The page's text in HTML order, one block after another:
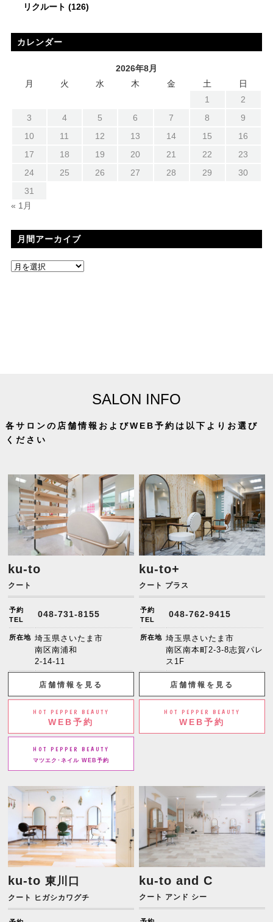
リクルート (126)
カレンダー
2026年8月
月
火 水 木 金 土
日
1
2
3
4 5 6 7 8
9
10
11 12 13 14 15
16
17
18 19 20 21 22
23
24
25 26 27 28 29
30
31
« 1月
月間アーカイブ
SALON INFO
各サロンの店舗情報およびWEB予約は以下よりお選び
ください
ku-to
クート
予約
TEL
048-731-8155
所在地 埼玉県さいたま市
南区南浦和
2-14-11
店舗情報を見る
HOT PEPPER BEAUTY
WEB予約
HOT PEPPER BEAUTY
マツエク･ネイル WEB予約
ku-to+
クート プラス
予約
TEL
048-762-9415
所在地 埼玉県さいたま市
南区南本町2-3-8志賀パレ
ス1F
店舗情報を見る
HOT PEPPER BEAUTY
WEB予約
ku-to東川口
クート ヒガシカワグチ
ku-to and C
クート アンド シー